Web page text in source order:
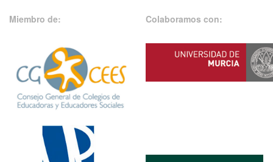
Miembro de: Colaboramos con: